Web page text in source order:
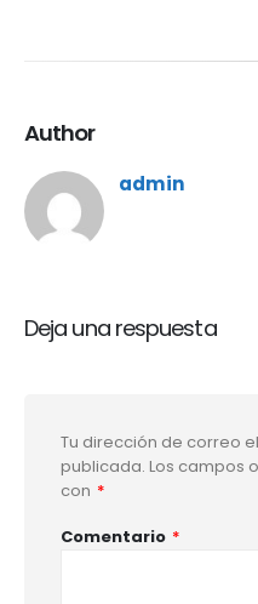
Author
admin
Deja una respuesta
Tu dirección de correo
publicada. Los campos
con *
Comentario *